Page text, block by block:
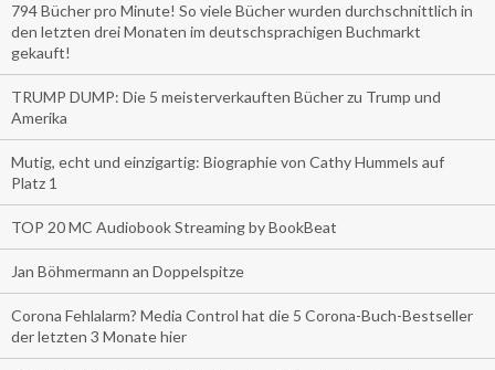
794 Bücher pro Minute! So viele Bücher wurden durchschnittlich in
den letzten drei Monaten im deutschsprachigen Buchmarkt
gekauft!
TRUMP DUMP: Die 5 meisterverkauften Bücher zu Trump und
Amerika
Mutig, echt und einzigartig: Biographie von Cathy Hummels auf
Platz 1
TOP 20 MC Audiobook Streaming by BookBeat
Jan Böhmermann an Doppelspitze
Corona Fehlalarm? Media Control hat die 5 Corona-Buch-Bestseller
der letzten 3 Monate hier